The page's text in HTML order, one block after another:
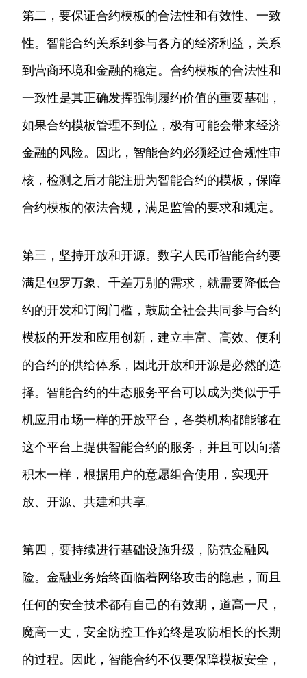
第二，要保证合约模板的合法性和有效性、一致
性。智能合约关系到参与各方的经济利益，关系
到营商环境和金融的稳定。合约模板的合法性和
一致性是其正确发挥强制履约价值的重要基础，
如果合约模板管理不到位，极有可能会带来经济
金融的风险。因此，智能合约必须经过合规性审
核，检测之后才能注册为智能合约的模板，保障
合约模板的依法合规，满足监管的要求和规定。
第三，坚持开放和开源。数字人民币智能合约要
满足包罗万象、千差万别的需求，就需要降低合
约的开发和订阅门槛，鼓励全社会共同参与合约
模板的开发和应用创新，建立丰富、高效、便利
的合约的供给体系，因此开放和开源是必然的选
择。智能合约的生态服务平台可以成为类似于手
机应用市场一样的开放平台，各类机构都能够在
这个平台上提供智能合约的服务，并且可以向搭
积木一样，根据用户的意愿组合使用，实现开
放、开源、共建和共享。
第四，要持续进行基础设施升级，防范金融风
险。金融业务始终面临着网络攻击的隐患，而且
任何的安全技术都有自己的有效期，道高一尺，
魔高一丈，安全防控工作始终是攻防相长的长期
的过程。因此，智能合约不仅要保障模板安全，